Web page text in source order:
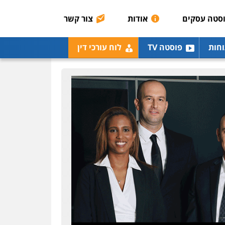
עסקים אודות צור קשר
פוסטה TV לוח עורכי דין
מנשה, אלמוג – עורכי דין
פלילי עבירות תנועה
צווארון לבן תעבורה עורכי
דין לענייני אסירים מעצרים
0546470989
עו"ד אבי כהן
פלילי פשיעה חמורה
קטינים אלימות סמים
עבירות מין
0523647066
ויקי שמואל – משרד עו"ד
משפט פלילי
0528959600